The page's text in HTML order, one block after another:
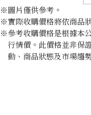
Louis Vuitton Epi Twist
※圖片僅供參考。
※實際收購價格將依商品
※參考收購價格是根據本
行情價。此價格並非保
動、商品狀態及市場趨